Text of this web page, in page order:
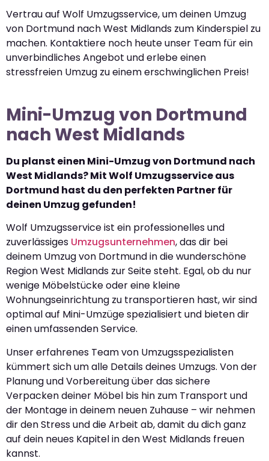
Vertrau auf Wolf Umzugsservice, um deinen Umzug
von Dortmund nach West Midlands zum Kinderspiel zu
machen. Kontaktiere noch heute unser Team für ein
unverbindliches Angebot und erlebe einen
stressfreien Umzug zu einem erschwinglichen Preis!
Mini-Umzug von Dortmund
nach West Midlands
Du planst einen Mini-Umzug von Dortmund nach
West Midlands? Mit Wolf Umzugsservice aus
Dortmund hast du den perfekten Partner für
deinen Umzug gefunden!
Wolf Umzugsservice ist ein professionelles und
zuverlässiges Umzugsunternehmen, das dir bei
deinem Umzug von Dortmund in die wunderschöne
Region West Midlands zur Seite steht. Egal, ob du nur
wenige Möbelstücke oder eine kleine
Wohnungseinrichtung zu transportieren hast, wir sind
optimal auf Mini-Umzüge spezialisiert und bieten dir
einen umfassenden Service.
Unser erfahrenes Team von Umzugsspezialisten
kümmert sich um alle Details deines Umzugs. Von der
Planung und Vorbereitung über das sichere
Verpacken deiner Möbel bis hin zum Transport und
der Montage in deinem neuen Zuhause – wir nehmen
dir den Stress und die Arbeit ab, damit du dich ganz
auf dein neues Kapitel in den West Midlands freuen
kannst.